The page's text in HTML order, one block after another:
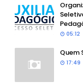
05:12
Quem
17:49